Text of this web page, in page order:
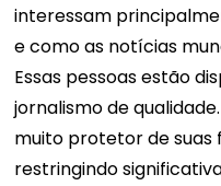
interessam
e como as notícias
Essas pessoas estão
jornalismo de
muito protetor de suas
restringindo